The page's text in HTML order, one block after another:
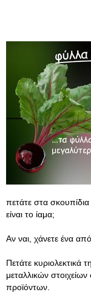
πετάτε στα σκουπίδια
είναι το ίαμα;
Αν ναι, χάνετε ένα
Πετάτε κυριολεκτικά
μεταλλικών
προϊόντων.